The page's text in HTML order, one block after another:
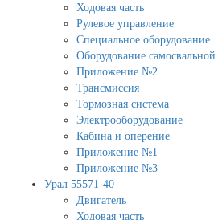
Ходовая часть
Рулевое управление
Специальное оборудование
Оборудование самосвальной
Приложение №2
Трансмиссия
Тормозная система
Электрооборудование
Кабина и оперение
Приложение №1
Приложение №3
Урал 55571-40
Двигатель
Ходовая часть